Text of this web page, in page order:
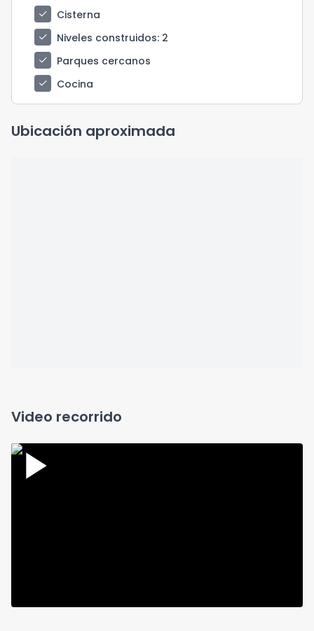
check
Cisterna
check
Niveles construidos: 2
check
Parques cercanos
check
Cocina
Ubicación aproximada
Video recorrido